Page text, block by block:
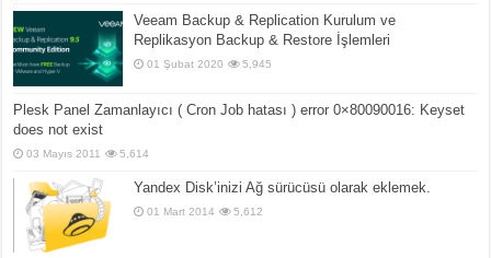
Veeam Backup & Replication Kurulum ve
Replikasyon Backup & Restore İşlemleri
01 Şubat 2020 5,945
Plesk Panel Zamanlayıcı ( Cron Job hatası ) error 0×80090016: Keyset
does not exist
03 Mayıs 2011 5,614
Yandex Disk’inizi Ağ sürücüsü olarak eklemek.
01 Mart 2014 5,612